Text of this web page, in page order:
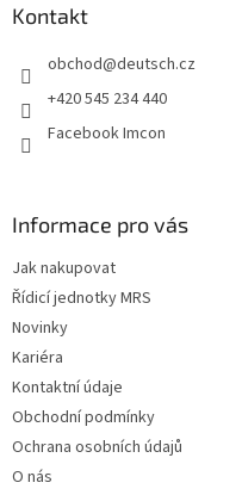
Kontakt
obchod@deutsch.cz
+420 545 234 440
Facebook Imcon
Informace pro vás
Jak nakupovat
Řídicí jednotky MRS
Novinky
Kariéra
Kontaktní údaje
Obchodní podmínky
Ochrana osobních údajů
O nás